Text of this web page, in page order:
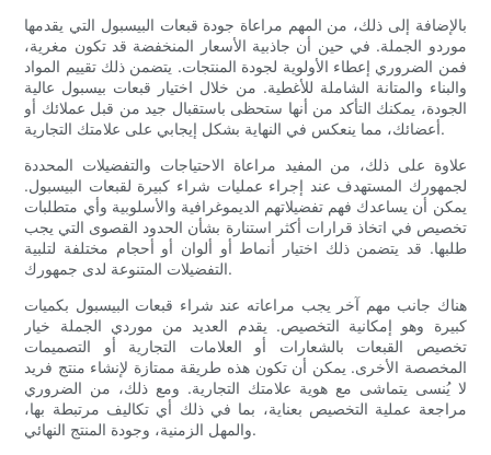
بالإضافة إلى ذلك، من المهم مراعاة جودة قبعات البيسبول التي يقدمها
موردو الجملة. في حين أن جاذبية الأسعار المنخفضة قد تكون مغرية،
فمن الضروري إعطاء الأولوية لجودة المنتجات. يتضمن ذلك تقييم المواد
والبناء والمتانة الشاملة للأغطية. من خلال اختيار قبعات بيسبول عالية
الجودة، يمكنك التأكد من أنها ستحظى باستقبال جيد من قبل عملائك أو
أعضائك، مما ينعكس في النهاية بشكل إيجابي على علامتك التجارية.
علاوة على ذلك، من المفيد مراعاة الاحتياجات والتفضيلات المحددة
لجمهورك المستهدف عند إجراء عمليات شراء كبيرة لقبعات البيسبول.
يمكن أن يساعدك فهم تفضيلاتهم الديموغرافية والأسلوبية وأي متطلبات
تخصيص في اتخاذ قرارات أكثر استنارة بشأن الحدود القصوى التي يجب
طلبها. قد يتضمن ذلك اختيار أنماط أو ألوان أو أحجام مختلفة لتلبية
التفضيلات المتنوعة لدى جمهورك.
هناك جانب مهم آخر يجب مراعاته عند شراء قبعات البيسبول بكميات
كبيرة وهو إمكانية التخصيص. يقدم العديد من موردي الجملة خيار
تخصيص القبعات بالشعارات أو العلامات التجارية أو التصميمات
المخصصة الأخرى. يمكن أن تكون هذه طريقة ممتازة لإنشاء منتج فريد
لا يُنسى يتماشى مع هوية علامتك التجارية. ومع ذلك، من الضروري
مراجعة عملية التخصيص بعناية، بما في ذلك أي تكاليف مرتبطة بها،
والمهل الزمنية، وجودة المنتج النهائي.